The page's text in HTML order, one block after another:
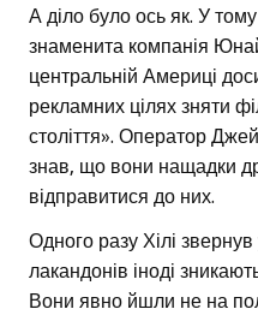
А діло було ось як. У
знаменита компанія
центральній Америці
рекламних цілях зняти
століття». Оператор
знав, що вони нащадки
відправитися до них.
Одного разу Хілі
лакандонів іноді
Вони явно йшли не на